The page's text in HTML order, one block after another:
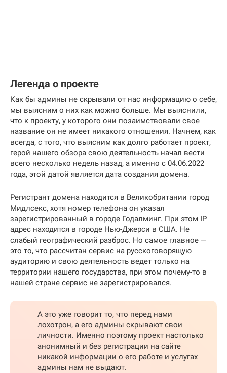
Легенда о проекте
Как бы админы не скрывали от нас информацию о себе,
мы выясним о них как можно больше. Мы выяснили,
что к проекту, у которого они позаимствовали свое
название он не имеет никакого отношения. Начнем, как
всегда, с того, что выясним как долго работает проект,
герой нашего обзора свою деятельность начал вести
всего несколько недель назад, а именно с 04.06.2022
года, этой датой является дата создания домена.
Регистрант домена находится в Великобритании город
Мидлсекс, хотя номер телефона он указал
зарегистрированный в городе Годалминг. При этом IP
адрес находится в городе Нью-Джерси в США. Не
слабый географический разброс. Но самое главное —
это то, что рассчитан сервис на русскоговорящую
аудиторию и свою деятельность ведет только на
территории нашего государства, при этом почему-то в
нашей стране сервис не зарегистрировался.
А это уже говорит то, что перед нами
лохотрон, а его админы скрывают свои
личности. Именно поэтому проект настолько
анонимный и без регистрации на сайте
никакой информации о его работе и услугах
админы нам не выдают.